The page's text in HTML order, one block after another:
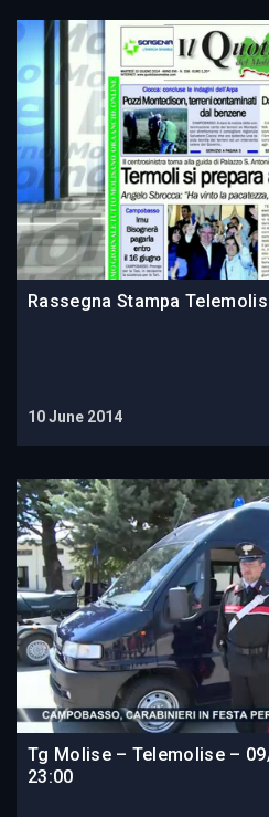
Rassegna Stampa
10 June 2014
Tg Molise – Telemolise –
23:00